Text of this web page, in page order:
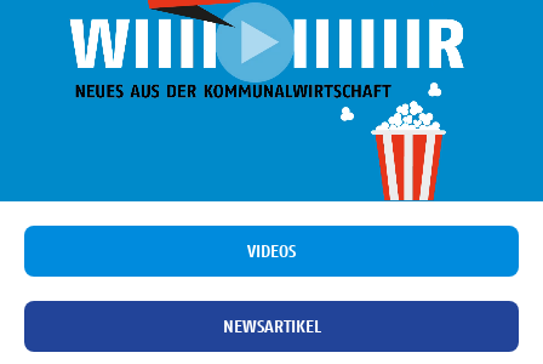
VIDEOS
NEWSARTIKEL